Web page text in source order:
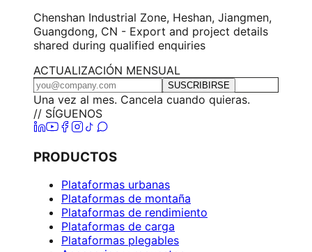
Chenshan Industrial Zone, Heshan, Jiangmen,
Guangdong, CN - Export and project details
shared during qualified enquiries
ACTUALIZACIÓN MENSUAL
SUSCRIBIRSE
Una vez al mes. Cancela cuando quieras.
// SÍGUENOS
PRODUCTOS
Plataformas urbanas
Plataformas de montaña
Plataformas de rendimiento
Plataformas de carga
Plataformas plegables